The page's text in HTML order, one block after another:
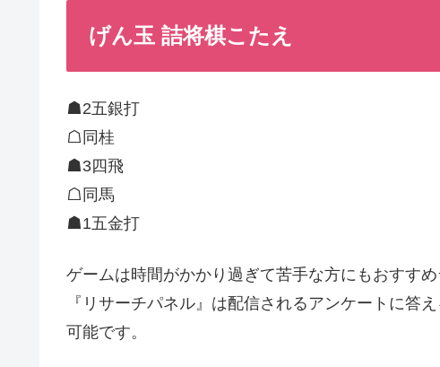
げん玉 詰将棋こたえ
☗2五銀打
☖同桂
☗3四飛
☖同馬
☗1五金打
ゲームは時間がかかり過ぎて苦手な方にもおすす
『リサーチパネル』は配信されるアンケートに答
可能です。